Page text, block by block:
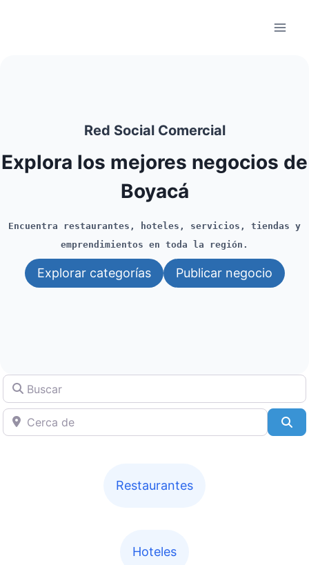
Red Social Comercial
Explora los mejores negocios de
Boyacá
Encuentra restaurantes, hoteles, servicios, tiendas y
emprendimientos en toda la región.
Explorar categorías Publicar negocio
Buscar
Cerca de
Restaurantes
Hoteles